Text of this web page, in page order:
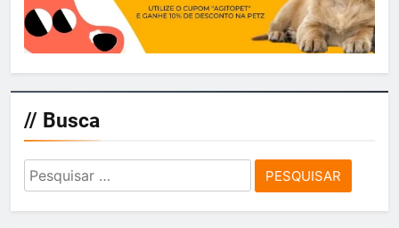
// Busca
Pesquisar
por: